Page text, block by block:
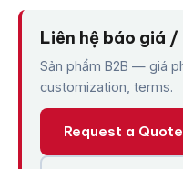
Liên hệ báo giá
Sản phẩm B2B — giá
customization, terms.
Request a Quote